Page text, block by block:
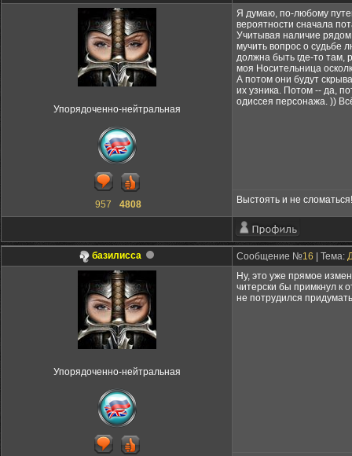
Упорядоченно-нейтральная
957 4808
Я думаю, по-любому
вероятности сначала
Учитывая наличие
мучить вопрос о судьбе
должна быть где-то там,
моя Носительница
А потом они будут
их узника. Потом -- да,
одиссея персонажа. ))
Выстоять и не сломаться!
базилисса Сообщение №16 | Тема:
Упорядоченно-нейтральная
Ну, это уже прямое
читерски бы примкнул к
не потрудился